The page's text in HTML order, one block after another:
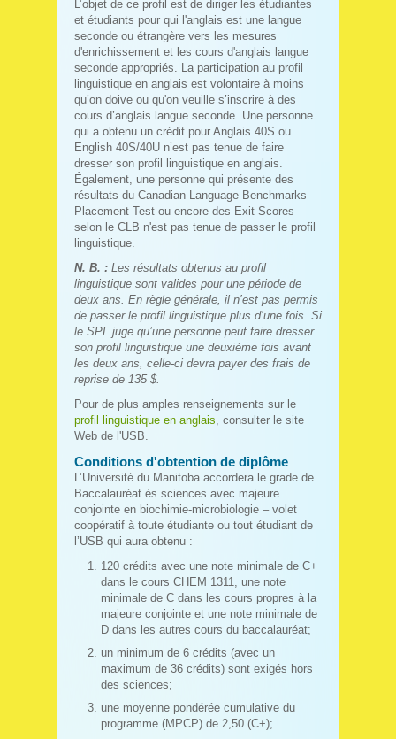
L’objet de ce profil est de diriger les étudiantes
et étudiants pour qui l'anglais est une langue
seconde ou étrangère vers les mesures
d'enrichissement et les cours d'anglais langue
seconde appropriés. La participation au profil
linguistique en anglais est volontaire à moins
qu’on doive ou qu'on veuille s’inscrire à des
cours d’anglais langue seconde. Une personne
qui a obtenu un crédit pour Anglais 40S ou
English 40S/40U n’est pas tenue de faire
dresser son profil linguistique en anglais.
Également, une personne qui présente des
résultats du Canadian Language Benchmarks
Placement Test ou encore des Exit Scores
selon le CLB n'est pas tenue de passer le profil
linguistique.
N. B. : Les résultats obtenus au profil
linguistique sont valides pour une période de
deux ans. En règle générale, il n’est pas permis
de passer le profil linguistique plus d’une fois. Si
le SPL juge qu’une personne peut faire dresser
son profil linguistique une deuxième fois avant
les deux ans, celle-ci devra payer des frais de
reprise de 135 $.
Pour de plus amples renseignements sur le
profil linguistique en anglais, consulter le site
Web de l'USB.
Conditions d'obtention de diplôme
L’Université du Manitoba accordera le grade de
Baccalauréat ès sciences avec majeure
conjointe en biochimie-microbiologie – volet
coopératif à toute étudiante ou tout étudiant de
l’USB qui aura obtenu :
120 crédits avec une note minimale de C+
dans le cours CHEM 1311, une note
minimale de C dans les cours propres à la
majeure conjointe et une note minimale de
D dans les autres cours du baccalauréat;
un minimum de 6 crédits (avec un
maximum de 36 crédits) sont exigés hors
des sciences;
une moyenne pondérée cumulative du
programme (MPCP) de 2,50 (C+);